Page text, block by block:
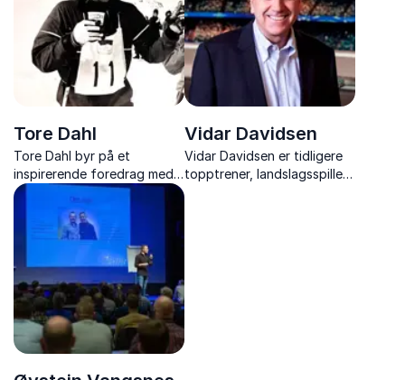
kombinerer erfaring fra
eliteniv...
Tore Dahl
Tore Dahl byr på et
inspirerende foredrag med
en sterk og personlig
historie i bunn – historien om
en far som mistet synet som
14-åring, men som nektet å
la det begrense livet.
Vidar Davidsen
Vidar Davidsen er tidligere
topptrener, landslagsspiller